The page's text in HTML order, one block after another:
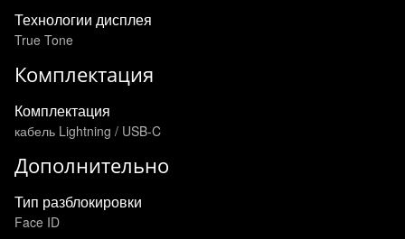
Технологии дисплея
True Tone
Комплектация
Комплектация
кабель Lightning / USB-C
Дополнительно
Тип разблокировки
Face ID